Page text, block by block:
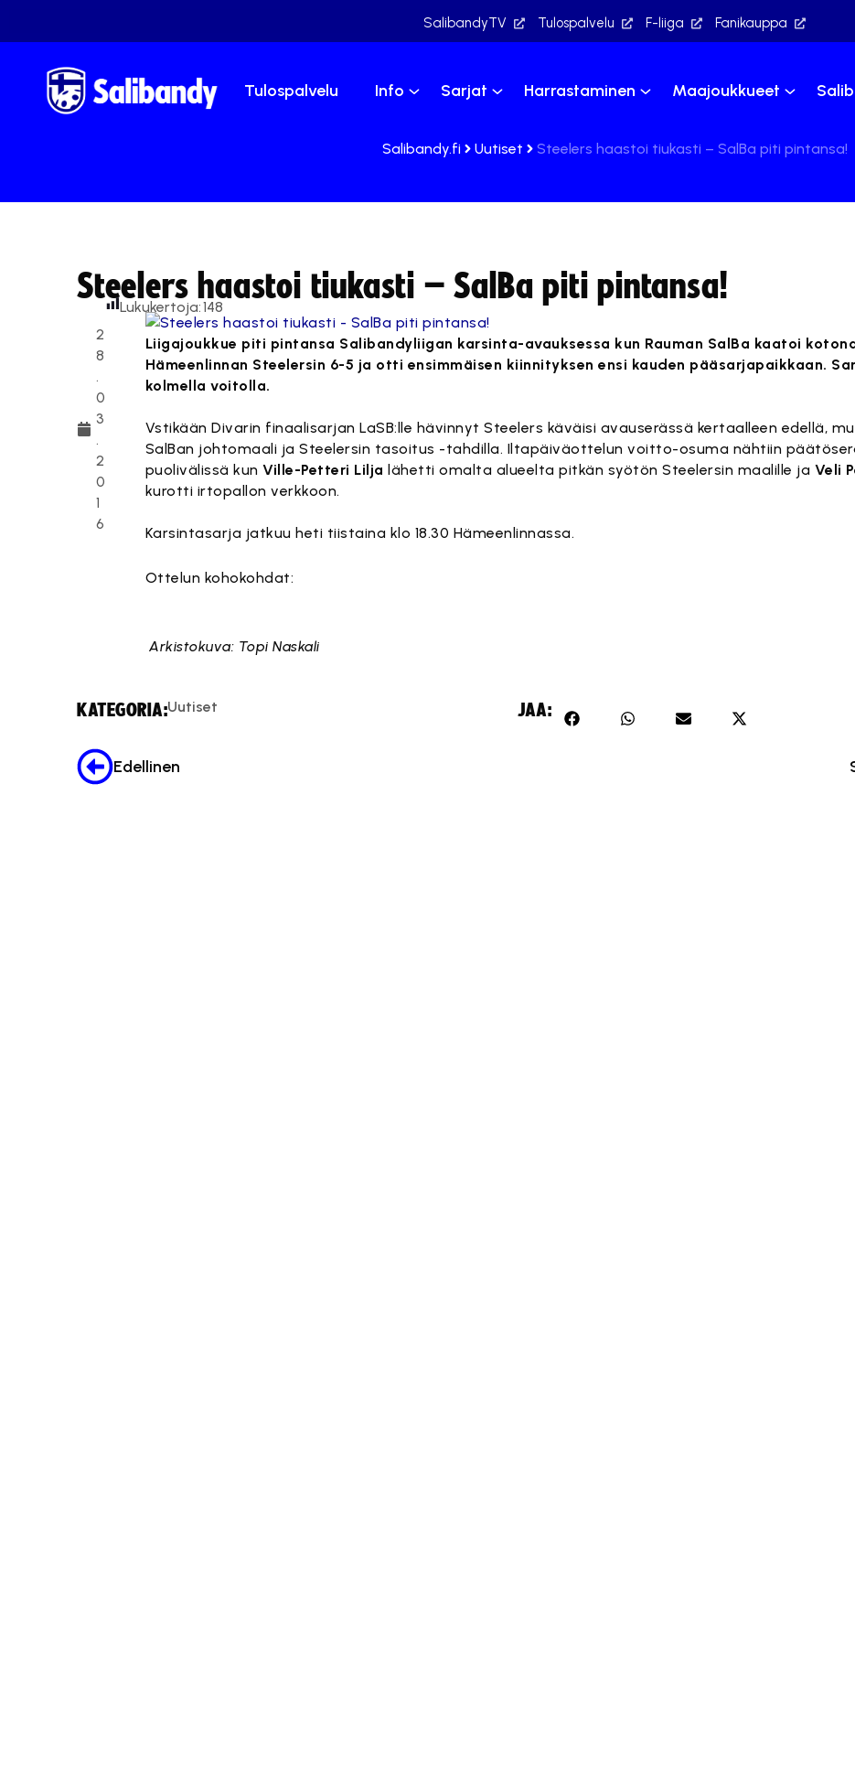
SalibandyTV Tulospalvelu F-liiga Fanikauppa
Tulospalvelu Info Sarjat Harrastaminen Maajoukkueet
Salibandy.fi Uutiset Steelers haastoi tiukasti – SalBa piti pintansa!
Steelers haastoi tiukasti – SalBa piti pintansa!
2
8
.
0
3
.
2
0
1
6
Lukukertoja:148
Liigajoukkue piti pintansa Salibandyliigan karsinta-avauksessa kun Rauman SalBa kaatoi
Hämeenlinnan Steelersin 6-5 ja otti ensimmäisen kiinnityksen ensi kauden pääsarjapaikkaan.
kolmella voitolla.
Vstikään Divarin finaalisarjan LaSB:lle hävinnyt Steelers käväisi avauserässä kertaalleen edellä,
SalBan johtomaali ja Steelersin tasoitus -tahdilla. Iltapäiväottelun voitto-osuma nähtiin
puolivälissä kunVille-Petteri Lilja lähetti omalta alueelta pitkän syötön Steelersin maalille ja Veli
kurotti irtopallon verkkoon.
Karsintasarja jatkuu heti tiistaina klo 18.30 Hämeenlinnassa.
Ottelun kohokohdat:
Arkistokuva: Topi Naskali
KATEGORIA:Uutiset JAA:
Edellinen